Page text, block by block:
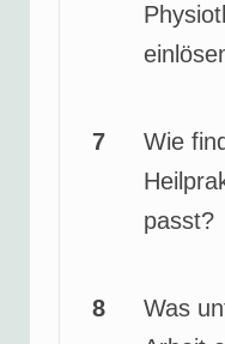
7
Wie
passt?
8
Was